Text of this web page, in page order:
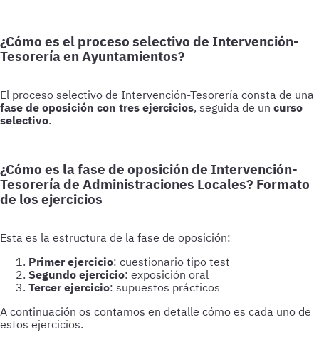
¿Cómo es el proceso selectivo de Intervención-
Tesorería en Ayuntamientos?
El proceso selectivo de Intervención-Tesorería consta de una
fase de oposición con tres ejercicios, seguida de un curso
selectivo.
¿Cómo es la fase de oposición de Intervención-
Tesorería de Administraciones Locales? Formato
de los ejercicios
Esta es la estructura de la fase de oposición:
Primer ejercicio: cuestionario tipo test
Segundo ejercicio: exposición oral
Tercer ejercicio: supuestos prácticos
A continuación os contamos en detalle cómo es cada uno de
estos ejercicios.